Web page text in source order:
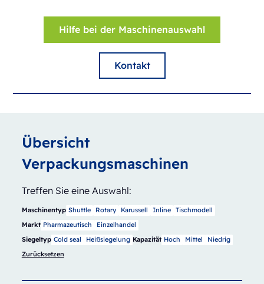
Hilfe bei der Maschinenauswahl
Kontakt
Übersicht
Verpackungsmaschinen
Treffen Sie eine Auswahl:
Maschinentyp Shuttle Rotary Karussell Inline Tischmodell
Markt Pharmazeutisch
Einzelhandel
Siegeltyp Cold seal Heißsiegelung Kapazität Hoch Mittel
Niedrig
Zurücksetzen